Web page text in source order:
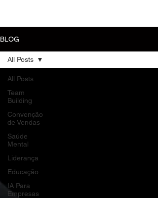
BLOG
All Posts
Team
Building
Convenção
de Vendas
Saúde
Mental
Liderança
Educação
IA Para
Empresas
All Posts